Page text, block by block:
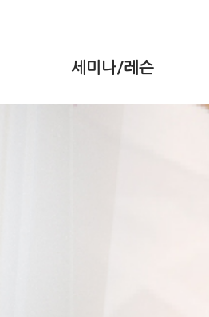
세미나/레슨